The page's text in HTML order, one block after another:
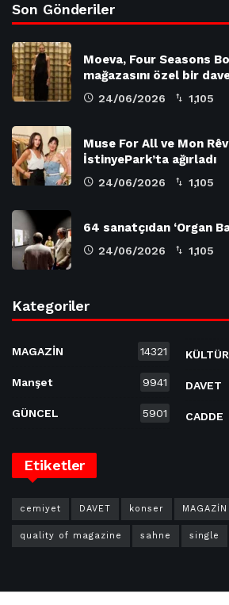
Son Gönderiler
Moeva, Four Seasons
mağazasını özel bir
24/06/2026 1,105
Muse For All ve Mon
İstinyePark’ta ağırladı
24/06/2026 1,105
64 sanatçıdan ‘Organ
24/06/2026 1,105
Kategoriler
MAGAZİN 14321
Manşet 9941
GÜNCEL 5901
DAVET
CADDE
Etiketler
cemiyet DAVET konser MAGAZİN
quality of magazine sahne single